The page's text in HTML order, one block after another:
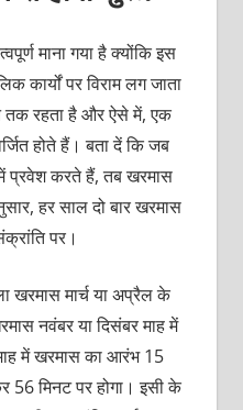
माना गया है क्योंकि इस
कार्यों पर विराम लग जाता
तक रहता है और ऐसे में, एक
होते हैं। बता दें कि जब
में प्रवेश करते हैं, तब खरमास
हर साल दो बार खरमास
पर।
मार्च या अप्रैल के
नवंबर या दिसंबर माह में
में खरमास का आरंभ 15
56 मिनट पर होगा। इसी के